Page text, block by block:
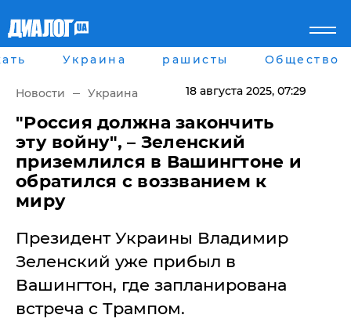
Главная
рассея
Мир
Беларусь
Военное обозрение
Наука и Техника
Экономика
Мнение
Пресса
Шоу-биз
Здоровье
Украина
Культура
Города
Луганск
Харьков
Днепр
Львов
Одесса
Украина рашисты Общество
Новости Украина 18 августа 2025, 07:29
​"Россия должна закончить
эту войну", – Зеленский
приземлился в Вашингтоне и
обратился с воззванием к
миру
Президент Украины Владимир
Зеленский уже прибыл в
Вашингтон, где запланирована
встреча с Трампом.